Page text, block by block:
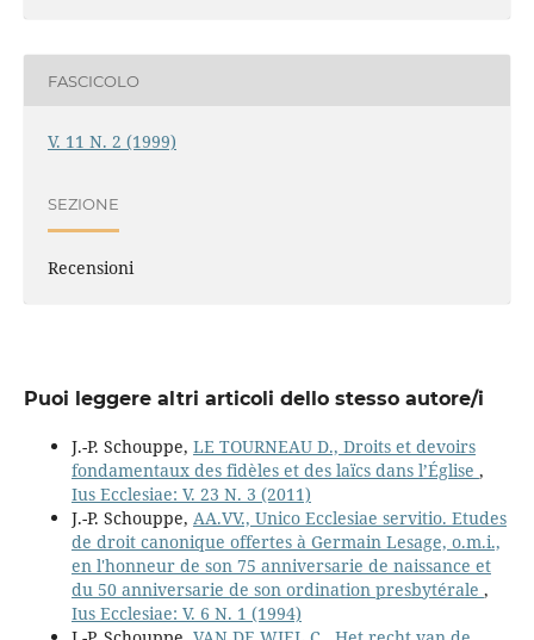
FASCICOLO
V. 11 N. 2 (1999)
SEZIONE
Recensioni
Puoi leggere altri articoli dello stesso autore/i
J.-P. Schouppe, LE TOURNEAU D., Droits et devoirs
fondamentaux des fidèles et des laïcs dans l’Église ,
Ius Ecclesiae: V. 23 N. 3 (2011)
J.-P. Schouppe, AA.VV., Unico Ecclesiae servitio. Etudes
de droit canonique offertes à Germain Lesage, o.m.i.,
en l'honneur de son 75 anniversarie de naissance et
du 50 anniversarie de son ordination presbytérale ,
Ius Ecclesiae: V. 6 N. 1 (1994)